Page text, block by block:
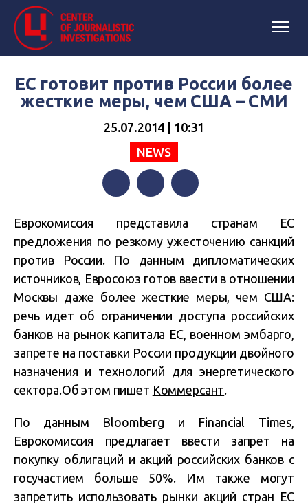
ЕС готовит против России более
жесткие меры, чем США – СМИ
25.07.2014 | 10:31
NEWS
Еврокомиссия представила странам ЕС
предложения по резкому ужесточению санкций
против России. По данным дипломатических
источников, Евросоюз готов ввести в отношении
Москвы даже более жесткие меры, чем США:
речь идет об ограничении доступа российских
банков на рынок капитала ЕС, военном эмбарго,
запрете на поставки России продукции двойного
назначения и технологий для энергетического
сектора.Об этом пишет Коммерсант.
По данным Bloomberg и Financial Times,
Еврокомиссия предлагает ввести запрет на
покупку облигаций и акций российских банков с
госучастием больше 50%. Им также могут
запретить использовать рынки акций стран ЕС